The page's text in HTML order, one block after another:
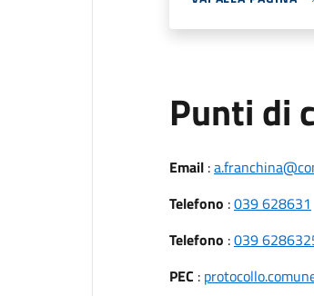
Punti di
Email:
Telefono :039 628631
Telefono :039
PEC :